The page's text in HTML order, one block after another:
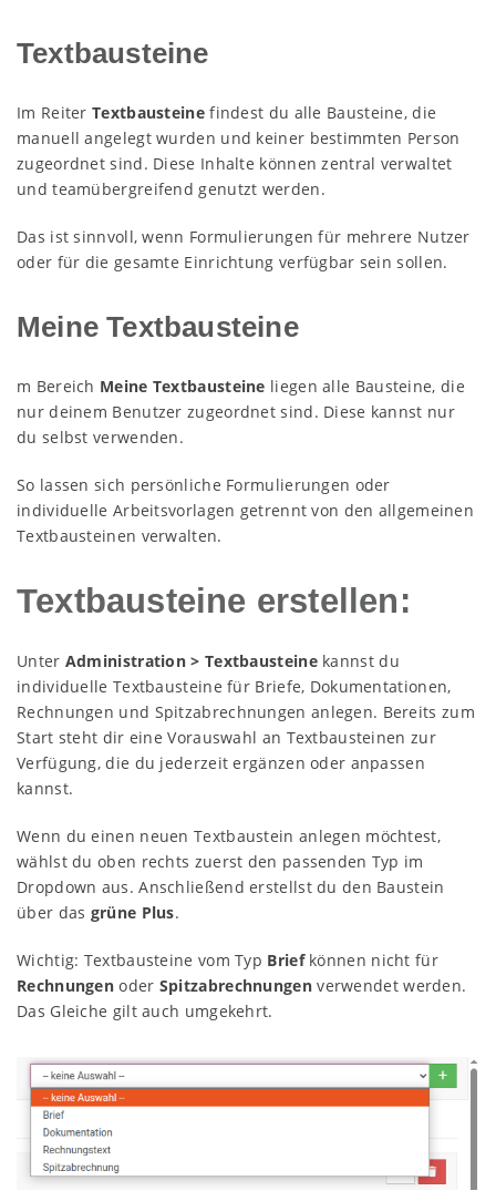
Textbausteine
Im Reiter Textbausteinefindest du alle Bausteine, die
manuell angelegt wurden und keiner bestimmten Person
zugeordnet sind. Diese Inhalte können zentral verwaltet
und teamübergreifend genutzt werden.
Das ist sinnvoll, wenn Formulierungen für mehrere Nutzer
oder für die gesamte Einrichtung verfügbar sein sollen.
Meine Textbausteine
m Bereich Meine Textbausteine liegen alle Bausteine, die
nur deinem Benutzer zugeordnet sind. Diese kannst nur
du selbst verwenden.
So lassen sich persönliche Formulierungen oder
individuelle Arbeitsvorlagen getrennt von den allgemeinen
Textbausteinen verwalten.
Textbausteine erstellen:
Unter Administration > Textbausteinekannst du
individuelle Textbausteine für Briefe, Dokumentationen,
Rechnungen und Spitzabrechnungen anlegen. Bereits zum
Start steht dir eine Vorauswahl an Textbausteinen zur
Verfügung, die du jederzeit ergänzen oder anpassen
kannst.
Wenn du einen neuen Textbaustein anlegen möchtest,
wählst du oben rechts zuerst den passenden Typ im
Dropdown aus. Anschließend erstellst du den Baustein
über das grüne Plus.
Wichtig: Textbausteine vom Typ Briefkönnen nicht für
Rechnungen oder Spitzabrechnungenverwendet werden.
Das Gleiche gilt auch umgekehrt.